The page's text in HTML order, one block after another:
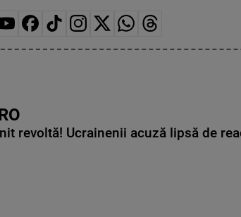
revoltă! Ucrainenii acuză lipsă de